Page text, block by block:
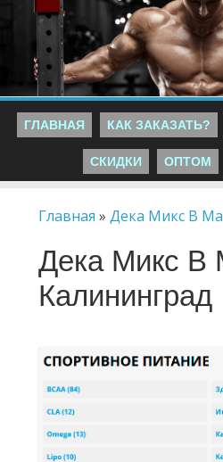
ГЛАВНАЯ КАК ЗАКАЗАТЬ?
СКИДКИ ОПТОМ
Главная »Дека Микс В
Дека Микс В
Калининград